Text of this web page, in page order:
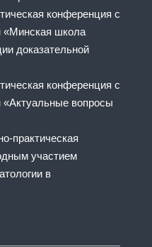
конференция с
«Минская школа
доказательной
конференция с
вопросы
практическая
участием
в